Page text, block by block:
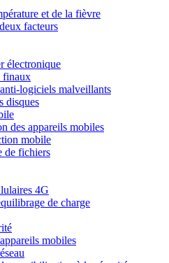
et de la fièvre
facteurs
électronique
finaux
logiciels malveillants
disques
des appareils mobiles
mobile
de fichiers
4G
de charge
mobiles